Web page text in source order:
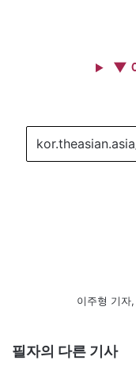
▼
이주형 기
필자의 다른 기사